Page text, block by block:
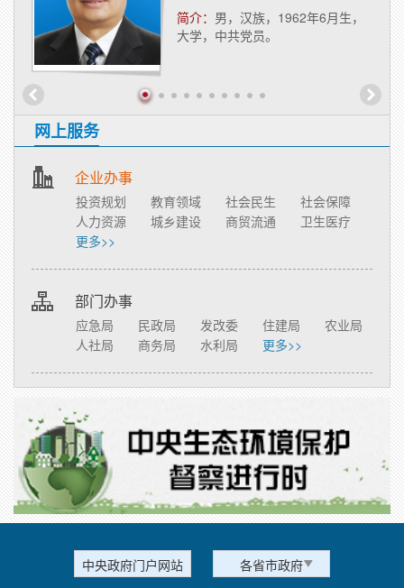
，
简介： ​男，汉族，1962年6月生，
大学，中共党员。
网上服务
企业办事
投资规划 教育领域 社会民生
社会保障
人力资源
城乡建设 商贸流通
卫生医疗
更多>>
部门办事
应急局 民政局 发改委 住建局
农业局
人社局
商务局 水利局 更多>>
中央政府门户网站 各省市政府